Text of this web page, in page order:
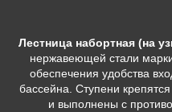
Лестница набортная (на
нержавеющей стали
обеспечения удобства
бассейна. Ступени
и выполнены с